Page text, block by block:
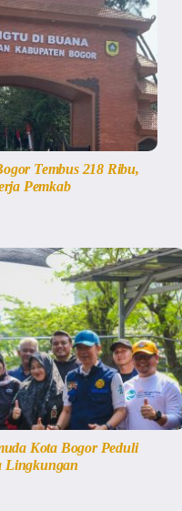
Tembus 218 Ribu,
Pemkab
Kota Bogor Peduli
Lingkungan